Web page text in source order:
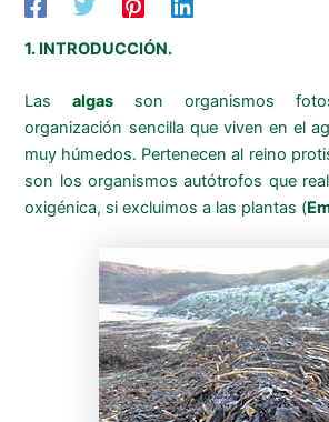
1. INTRODUCCIÓN.
Lasalgas son organismos
organización sencilla que viven en el
muy húmedos. Pertenecen al reino
son los organismos autótrofos que
oxigénica, si excluimos a las plantas (